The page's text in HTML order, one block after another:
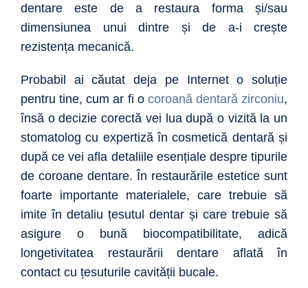
dentare este de a restaura forma și/sau
dimensiunea unui dintre și de a-i crește
rezistența mecanică.
Probabil ai căutat deja pe Internet o soluție
pentru tine, cum ar fi o coroană dentară zirconiu,
însă o decizie corectă vei lua după o vizită la un
stomatolog cu expertiză în cosmetică dentară și
după ce vei afla detaliile esențiale despre tipurile
de coroane dentare. În restaurările estetice sunt
foarte importante materialele, care trebuie să
imite în detaliu țesutul dentar și care trebuie să
asigure o bună biocompatibilitate, adică
longetivitatea restaurării dentare aflată în
contact cu țesuturile cavității bucale.